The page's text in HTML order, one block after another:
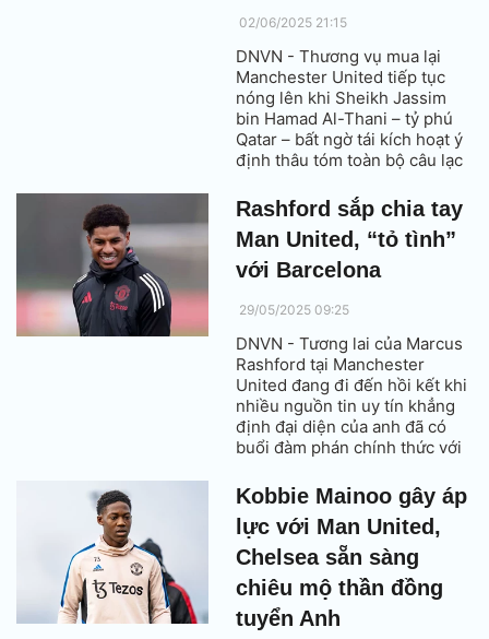
02/06/2025 21:15
DNVN - Thương vụ mua lại
Manchester United tiếp tục
nóng lên khi Sheikh Jassim
bin Hamad Al-Thani – tỷ phú
Qatar – bất ngờ tái kích hoạt ý
định thâu tóm toàn bộ câu lạc
Ratcliffe hiện đang nắm quyền
kiểm soát mảng bóng đá tại
Old Trafford.
Rashford sắp chia tay
Man United, “tỏ tình”
với Barcelona
29/05/2025 09:25
DNVN - Tương lai của Marcus
Rashford tại Manchester
United đang đi đến hồi kết khi
nhiều nguồn tin uy tín khẳng
định đại diện của anh đã có
buổi đàm phán chính thức với
chuyển nhượng vĩnh viễn ngay
trong mùa hè này.
Kobbie Mainoo gây áp
lực với Man United,
Chelsea sẵn sàng
chiêu mộ thần đồng
tuyển Anh